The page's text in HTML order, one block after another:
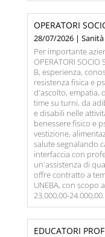
OPERATORI
28/07/2026 |
Per importante
OPERATORI
B, esperienza,
resistenza fisica e
d'ascolto, empatia,
time su turni, da
e disabili nelle
benessere fisico e
vestizione,
salute segnalando
interfaccia con
un'assistenza di
offre contratto a
UNEBA, con scopo
23.000,00-24.000,00.
EDUCATORI